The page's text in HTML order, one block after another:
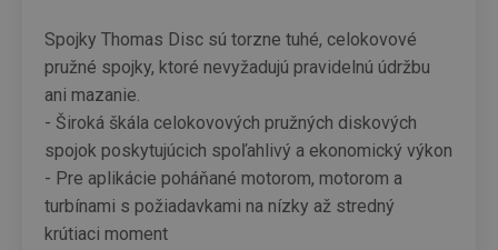
Spojky Thomas Disc sú torzne tuhé, celokovové
pružné spojky, ktoré nevyžadujú pravidelnú údržbu
ani mazanie.
- Široká škála celokovových pružných diskových
spojok poskytujúcich spoľahlivý a ekonomický výkon
- Pre aplikácie poháňané motorom, motorom a
turbínami s požiadavkami na nízky až stredný
krútiaci moment